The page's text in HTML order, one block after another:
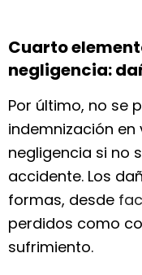
Cuarto
negligencia:
Por último, no se
indemnización
negligencia si no
accidente. Los
formas, desde
perdidos como
sufrimiento.